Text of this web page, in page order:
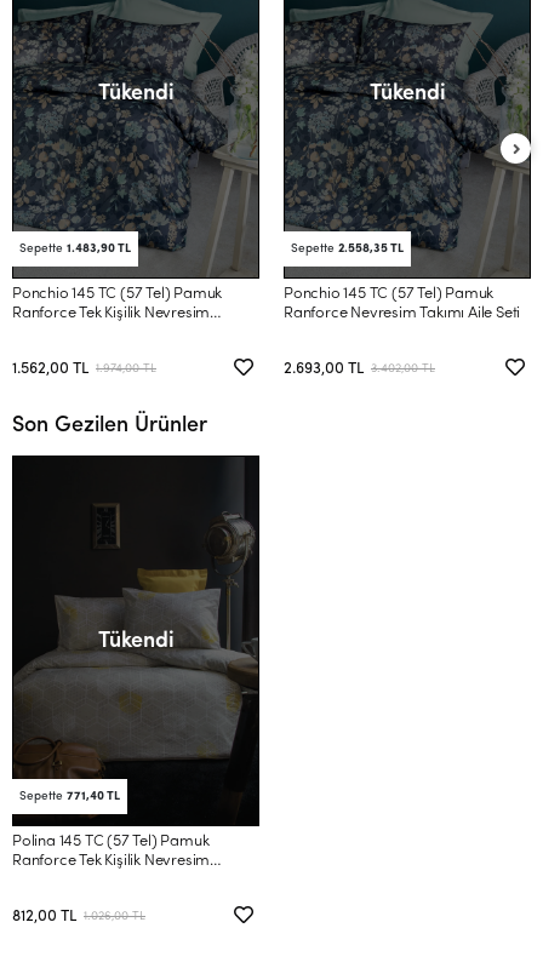
Sepette 1.483,90 TL
Tükendi
Ponchio 145 TC (57 Tel) Pamuk
Ranforce Tek Kişilik Nevresim
1.562,00 TL 1.974,00 TL
Sepette 2.558,35 TL
Tükendi
Ponchio 145 TC (57 Tel) Pamuk
Ranforce Nevresim Takımı Aile Seti
2.693,00 TL 3.402,00 TL
Son Gezilen Ürünler
Sepette 771,40 TL
Tükendi
Polina 145 TC (57 Tel) Pamuk
Ranforce Tek Kişilik Nevresim
812,00 TL 1.026,00 TL